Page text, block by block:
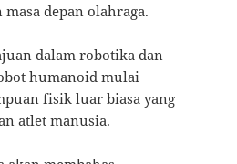
depan olahraga.
dalam robotika dan
humanoid mulai
fisik luar biasa yang
atlet manusia.